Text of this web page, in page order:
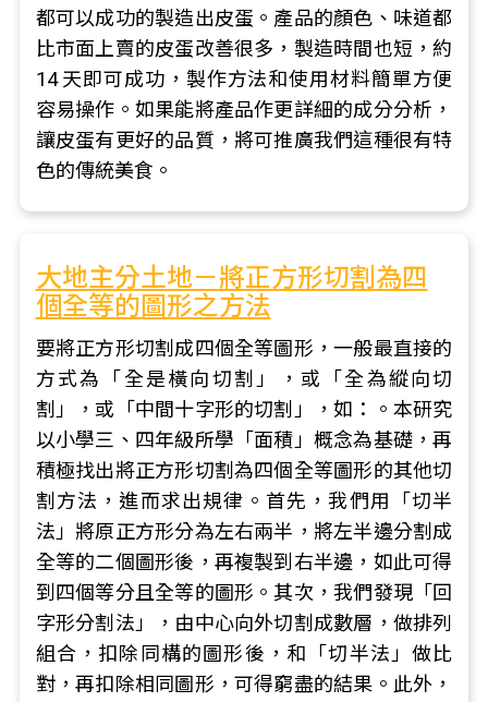
都可以成功的製造出皮蛋。產品的顏色、味道都
比市面上賣的皮蛋改善很多，製造時間也短，約
14 天即可成功，製作方法和使用材料簡單方便
容易操作。如果能將產品作更詳細的成分分析，
讓皮蛋有更好的品質，將可推廣我們這種很有特
色的傳統美食。
大地主分土地－將正方形切割為四
個全等的圖形之方法
要將正方形切割成四個全等圖形，一般最直接的
方式為「全是橫向切割」，或「全為縱向切
割」，或「中間十字形的切割」，如：。本研究
以小學三、四年級所學「面積」概念為基礎，再
積極找出將正方形切割為四個全等圖形的其他切
割方法，進而求出規律。首先，我們用「切半
法」將原正方形分為左右兩半，將左半邊分割成
全等的二個圖形後，再複製到右半邊，如此可得
到四個等分且全等的圖形。其次，我們發現「回
字形分割法」，由中心向外切割成數層，做排列
組合，扣除同構的圖形後，和「切半法」做比
對，再扣除相同圖形，可得窮盡的結果。此外，